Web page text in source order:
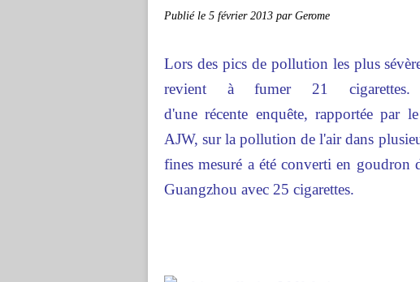
Publié le 5 février 2013 par Gerome
Lors des pics de pollution les plus
revient à fumer 21 cigarettes.
d'une récente enquête, rapportée par
AJW, sur la pollution de l'air dans
fines mesuré a été converti en
Guangzhou avec 25 cigarettes.